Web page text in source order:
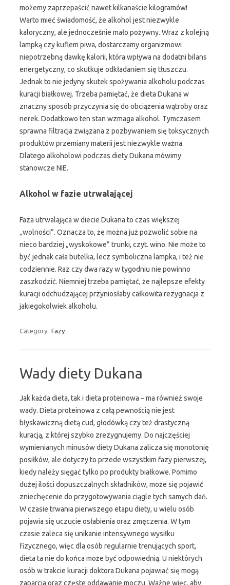
możemy zaprzepaścić nawet kilkanaście kilogramów!
Warto mieć świadomość, że alkohol jest niezwykle
kaloryczny, ale jednocześnie mało pożywny. Wraz z kolejną
lampką czy kuflem piwa, dostarczamy organizmowi
niepotrzebną dawkę kalorii, która wpływa na dodatni bilans
energetyczny, co skutkuje odkładaniem się tłuszczu.
Jednak to nie jedyny skutek spożywania alkoholu podczas
kuracji białkowej. Trzeba pamiętać, że dieta Dukana w
znaczny sposób przyczynia się do obciążenia wątroby oraz
nerek. Dodatkowo ten stan wzmaga alkohol. Tymczasem
sprawna filtracja związana z pozbywaniem się toksycznych
produktów przemiany materii jest niezwykle ważna.
Dlatego alkoholowi podczas diety Dukana mówimy
stanowcze NIE.
Alkohol w fazie utrwalającej
Faza utrwalająca w diecie Dukana to czas większej
„wolności”. Oznacza to, że można już pozwolić sobie na
nieco bardziej „wyskokowe” trunki, czyt. wino. Nie może to
być jednak cała butelka, lecz symboliczna lampka, i też nie
codziennie. Raz czy dwa razy w tygodniu nie powinno
zaszkodzić. Niemniej trzeba pamiętać, że najlepsze efekty
kuracji odchudzającej przyniosłaby całkowita rezygnacja z
jakiegokolwiek alkoholu.
Category: Fazy
Wady diety Dukana
Jak każda dieta, tak i dieta proteinowa – ma również swoje
wady. Dieta proteinowa z całą pewnością nie jest
błyskawiczną dietą cud, głodówką czy też drastyczną
kuracją, z której szybko zrezygnujemy. Do najczęściej
wymienianych minusów diety Dukana zalicza się monotonię
posiłków, ale dotyczy to przede wszystkim fazy pierwszej,
kiedy należy sięgać tylko po produkty białkowe. Pomimo
dużej ilości dopuszczalnych składników, może się pojawić
zniechęcenie do przygotowywania ciągle tych samych dań.
W czasie trwania pierwszego etapu diety, u wielu osób
pojawia się uczucie osłabienia oraz zmęczenia. W tym
czasie zaleca się unikanie intensywnego wysiłku
fizycznego, więc dla osób regularnie trenujących sport,
dieta ta nie do końca może być odpowiednią. U niektórych
osób w trakcie kuracji doktora Dukana pojawiać się mogą
zaparcia oraz częste oddawanie moczu. Ważne więc, aby